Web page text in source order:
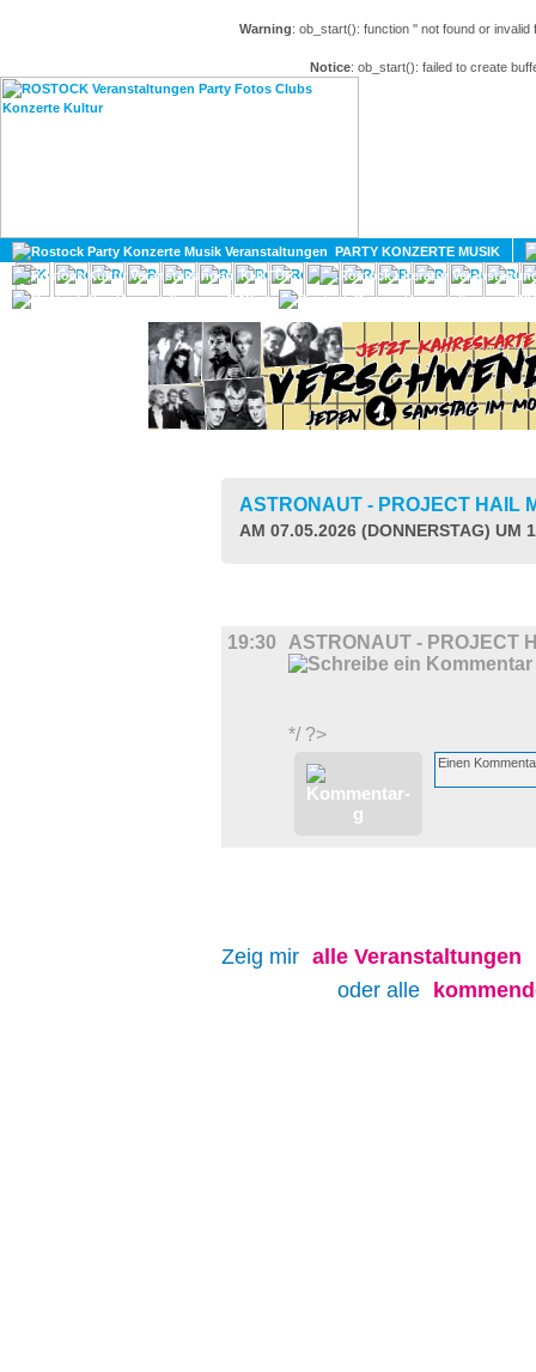
Warning: ob_start(): function '' not found or
Notice: ob_start(): failed to create
PARTY KONZERTE MUSIK
KULTUR
GAY
ASTRONAUT - PROJECT HAIL
AM 07.05.2026 (DONNERSTAG) UM
19:30 ASTRONAUT - PROJECT
*/ ?>
Zeig mir alle Veranstaltungen
oder alle